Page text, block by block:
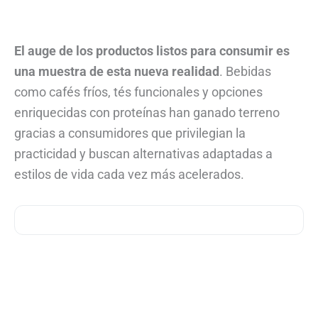
El auge de los productos listos para consumir es
una muestra de esta nueva realidad. Bebidas
como cafés fríos, tés funcionales y opciones
enriquecidas con proteínas han ganado terreno
gracias a consumidores que privilegian la
practicidad y buscan alternativas adaptadas a
estilos de vida cada vez más acelerados.